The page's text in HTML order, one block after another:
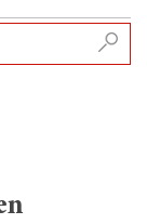
WINESOFA